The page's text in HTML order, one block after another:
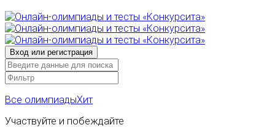
Все олимпиадыХит
Участвуйте и побеждайте